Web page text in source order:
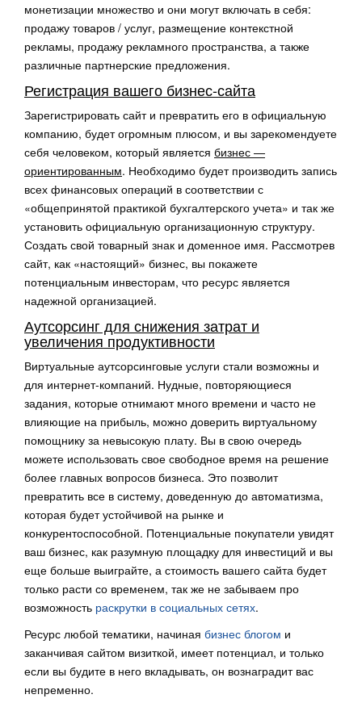
монетизации множество и они могут включать в себя:
продажу товаров / услуг, размещение контекстной
рекламы, продажу рекламного пространства, а также
различные партнерские предложения.
Регистрация вашего бизнес-сайта
Зарегистрировать сайт и превратить его в официальную
компанию, будет огромным плюсом, и вы зарекомендуете
себя человеком, который является бизнес —
ориентированным. Необходимо будет производить запись
всех финансовых операций в соответствии с
«общепринятой практикой бухгалтерского учета» и так же
установить официальную организационную структуру.
Создать свой товарный знак и доменное имя. Рассмотрев
сайт, как «настоящий» бизнес, вы покажете
потенциальным инвесторам, что ресурс является
надежной организацией.
Аутсорсинг для снижения затрат и
увеличения продуктивности
Виртуальные аутсорсинговые услуги стали возможны и
для интернет-компаний. Нудные, повторяющиеся
задания, которые отнимают много времени и часто не
влияющие на прибыль, можно доверить виртуальному
помощнику за невысокую плату. Вы в свою очередь
можете использовать свое свободное время на решение
более главных вопросов бизнеса. Это позволит
превратить все в систему, доведенную до автоматизма,
которая будет устойчивой на рынке и
конкурентоспособной. Потенциальные покупатели увидят
ваш бизнес, как разумную площадку для инвестиций и вы
еще больше выиграйте, а стоимость вашего сайта будет
только расти со временем, так же не забываем про
возможность раскрутки в социальных сетях.
Ресурс любой тематики, начиная бизнес блогом и
заканчивая сайтом визиткой, имеет потенциал, и только
если вы будите в него вкладывать, он вознаградит вас
непременно.